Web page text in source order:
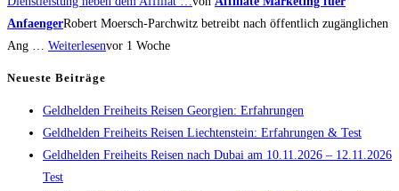
AnfaengerRobert Moersch-Parchwitz betreibt nach öffentlich zugänglichen
Ang … Weiterlesenvor 1 Woche
Neueste Beiträge
Geldhelden Freiheits Reisen Georgien: Erfahrungen
Geldhelden Freiheits Reisen Liechtenstein: Erfahrungen & Test
Geldhelden Freiheits Reisen nach Dubai am 10.11.2026 – 12.11.2026
Test